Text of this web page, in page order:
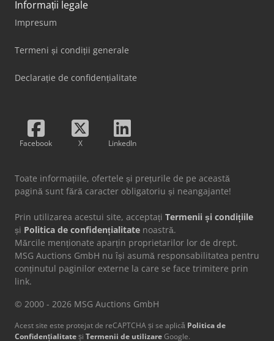
Informații legale
Impresum
Termeni și condiții generale
Declarație de confidențialitate
Facebook X LinkedIn
Toate informațiile, ofertele și prețurile de pe această
pagină sunt fără caracter obligatoriu și neangajante!
Prin utilizarea acestui site, acceptați Termenii și condițiile
și Politica de confidențialitate noastră.
Mărcile menționate aparțin proprietarilor lor de drept.
MSG Auctions GmbH nu își asumă responsabilitatea pentru
conținutul paginilor externe la care se face trimitere prin
link.
© 2000 - 2026 MSG Auctions GmbH
Acest site este protejat de reCAPTCHA și se aplică Politica de
Confidențialitateși Termenii de utilizareGoogle.